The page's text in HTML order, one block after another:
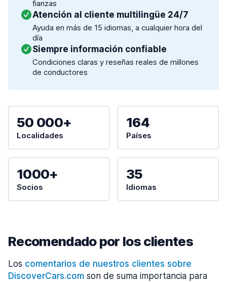
fianzas
Atención al cliente multilingüe 24/7
Ayuda en más de 15 idiomas, a cualquier hora del
día
Siempre información confiable
Condiciones claras y reseñas reales de millones
de conductores
50 000+
Localidades
164
Países
1000+
Socios
35
Idiomas
Recomendado por los clientes
Los comentarios de nuestros clientes sobre
DiscoverCars.com son de suma importancia para